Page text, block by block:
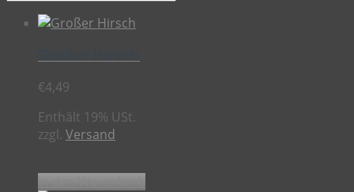
€4,49
Enthält 19% USt.
zzgl. Versand